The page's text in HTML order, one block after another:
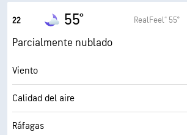
Punto de rocío
AccuLumen Brightness Index™
Nubosidad
Visibilidad
Techo de nubes
22 55° RealFeel® 55°
Parcialmente nublado
Viento
Calidad del aire
Ráfagas